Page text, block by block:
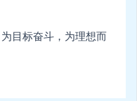
目标奋斗，为理想而